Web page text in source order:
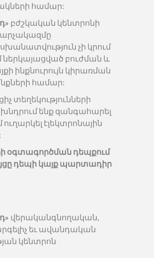
համար:
բժշկական կենտրոնի
չի կրում
ներկայացված բուժման և
ինքնուրույն կիրառման
համար:
տեղեկությունների
ենք զանգահարել
ուղարկել էլեկտրոնային
օգտագործման դեպքում
դեպի կայք պարտադիր
վերականգնողական,
եւ ավանդական
կենտրոն